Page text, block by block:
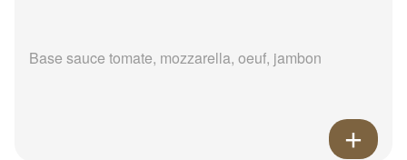
Base sauce tomate, mozzarella, oeuf, jambon